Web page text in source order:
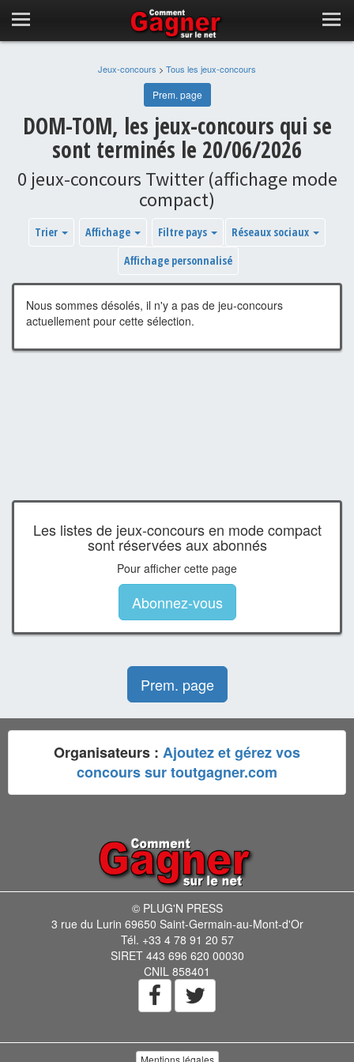
Jeux-concours > Tous les jeux-concours
Prem. page
DOM-TOM, les jeux-concours qui se
sont terminés le 20/06/2026
0 jeux-concours Twitter (affichage mode
compact)
Trier Affichage Filtre pays
Réseaux sociaux
Affichage personnalisé
Nous sommes désolés, il n'y a pas de jeu-concours
actuellement pour cette sélection.
Les listes de jeux-concours en mode compact
sont réservées aux abonnés
Pour afficher cette page
Abonnez-vous
Prem. page
Organisateurs : Ajoutez et gérez vos
concours sur toutgagner.com
© PLUG'N PRESS
3 rue du Lurin 69650 Saint-Germain-au-Mont-d'Or
Tél. +33 4 78 91 20 57
SIRET 443 696 620 00030
CNIL 858401
Mentions légales